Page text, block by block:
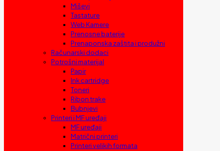
Miševi
Tastature
Web Kamere
Prenosne baterije
Prenaponska zaštita i produžni
Računarski dodaci
Potrošni materijal
Papir
Ink cartridge
Toneri
Ribon trake
Bubnjevi
Printeri i MF uređaji
MF uređaji
Matrični printeri
Printeri velikih formata